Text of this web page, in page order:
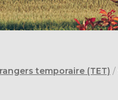
temporaire (TET) /